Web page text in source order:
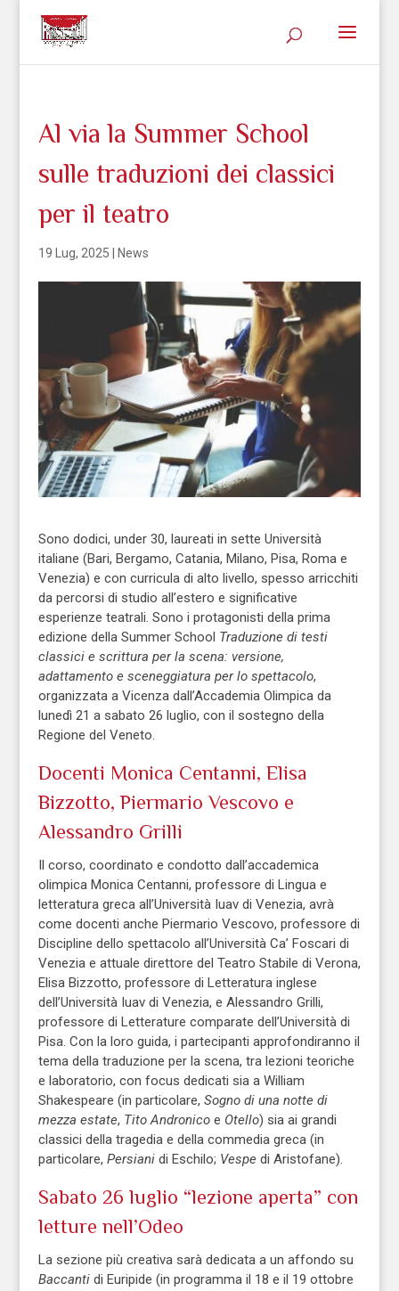
Al via la Summer School
sulle traduzioni dei classici
per il teatro
19 Lug, 2025 News
Sono dodici, under 30, laureati in sette Università
italiane (Bari, Bergamo, Catania, Milano, Pisa, Roma e
Venezia) e con curricula di alto livello, spesso arricchiti
da percorsi di studio all’estero e significative
esperienze teatrali. Sono i protagonisti della prima
edizione della Summer School Traduzione di testi
classici e scrittura per la scena: versione,
adattamento e sceneggiatura per lo spettacolo,
organizzata a Vicenza dall’Accademia Olimpica da
lunedì 21 a sabato 26 luglio, con il sostegno della
Regione del Veneto.
Docenti Monica Centanni, Elisa
Bizzotto, Piermario Vescovo e
Alessandro Grilli
Il corso, coordinato e condotto dall’accademica
olimpica Monica Centanni, professore di Lingua e
letteratura greca all’Università Iuav di Venezia, avrà
come docenti anche Piermario Vescovo, professore di
Discipline dello spettacolo all’Università Ca’ Foscari di
Venezia e attuale direttore del Teatro Stabile di Verona,
Elisa Bizzotto, professore di Letteratura inglese
dell’Università Iuav di Venezia, e Alessandro Grilli,
professore di Letterature comparate dell’Università di
Pisa. Con la loro guida, i partecipanti approfondiranno il
tema della traduzione per la scena, tra lezioni teoriche
e laboratorio, con focus dedicati sia a William
Shakespeare (in particolare, Sogno di una notte di
mezza estate, Tito Andronicoe Otello) sia ai grandi
classici della tragedia e della commedia greca (in
particolare, Persianidi Eschilo; Vespedi Aristofane).
Sabato 26 luglio “lezione aperta” con
letture nell’Odeo
La sezione più creativa sarà dedicata a un affondo su
Baccantidi Euripide (in programma il 18 e il 19 ottobre